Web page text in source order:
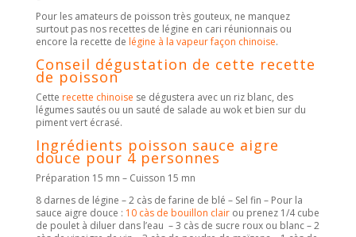
Pour les amateurs de poisson très gouteux, ne manquez
surtout pas nos recettes de légine en cari réunionnais ou
encore la recette de légine à la vapeur façon chinoise.
Conseil dégustation de cette recette
de poisson
Cette recette chinoise se dégustera avec un riz blanc, des
légumes sautés ou un sauté de salade au wok et bien sur du
piment vert écrasé.
Ingrédients poisson sauce aigre
douce pour 4 personnes
Préparation 15 mn – Cuisson 15 mn
8 darnes de légine – 2 càs de farine de blé – Sel fin – Pour la
sauce aigre douce : 10 càs de bouillon clairou prenez 1/4 cube
de poulet à diluer dans l’eau – 3 càs de sucre roux ou blanc – 2